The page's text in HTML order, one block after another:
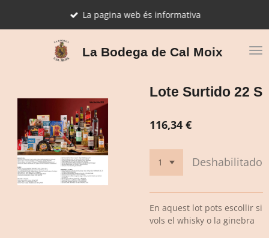
La Bodega de Cal Moix
La pagina web és informativa
Lote Surtido 22 S
116,34 €
Deshabilitado
En aquest lot pots escollir si
vols el whisky o la ginebra